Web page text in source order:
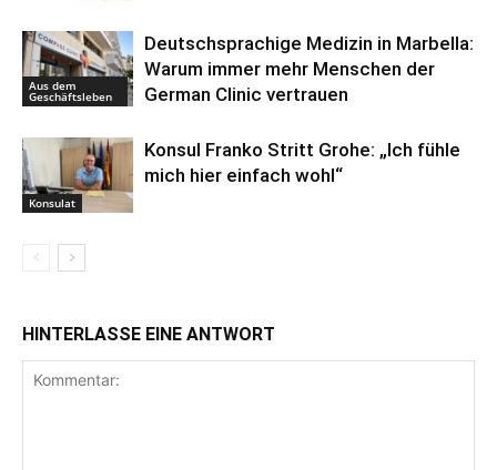
Aus dem
Geschäftsleben
Deutschsprachige Medizin in Marbella:
Warum immer mehr Menschen der
German Clinic vertrauen
Konsulat
Konsul Franko Stritt Grohe: „Ich fühle
mich hier einfach wohl“
HINTERLASSE EINE ANTWORT